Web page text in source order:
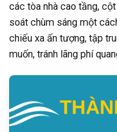
các tòa nhà cao tầng,
soát chùm sáng một
chiếu xa ấn tượng, tập
muốn, tránh lãng phí